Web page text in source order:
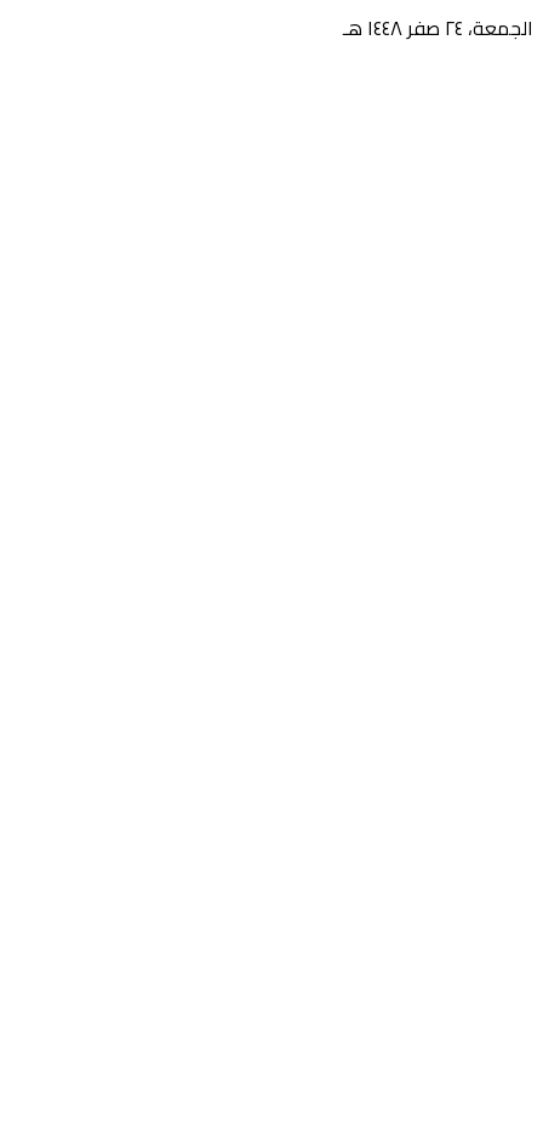
الجمعة، ٢٤ صفر ١٤٤٨ هـ